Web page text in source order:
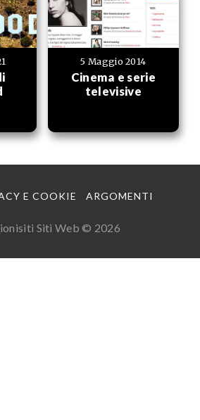
5 Maggio 2014
Cinema e serie
televisive
E COOKIE ARGOMENTI
Siti Web © 2026